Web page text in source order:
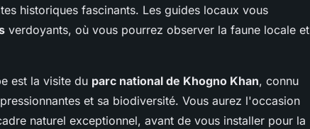
historiques fascinants. Les guides locaux vous
verdoyants, où vous pourrez observer la faune locale et
est la visite du parc national de Khogno Khan, connu
et sa biodiversité. Vous aurez l'occasion
naturel exceptionnel, avant de vous installer pour la